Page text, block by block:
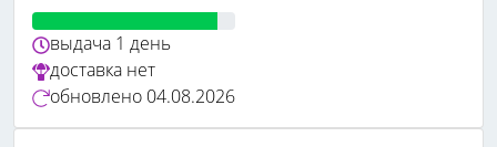
выдача 1 день
доставка нет
обновлено 04.08.2026